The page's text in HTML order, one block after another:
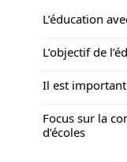
L’éducation
L’objectif de
Il est important
Focus sur la
d’écoles